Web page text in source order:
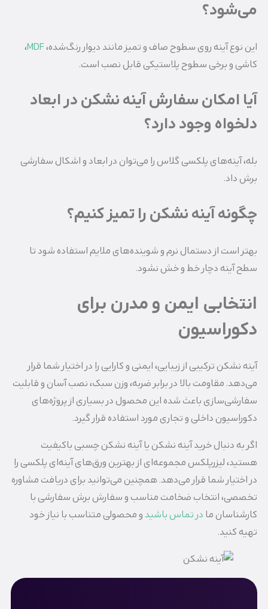
می‌شود؟
این نوع آینه روی سطوح صاف و تمیز مانند دیوار رنگ‌شده،MDF،
کاشی و برخی سطوح پلاستیکی قابل نصب است.
آیا امکان سفارش آینه نشکن در ابعاد
دلخواه وجود دارد؟
بله، آینه‌های پلکسی گلاس را می‌توان در ابعاد و اشکال سفارشی
برش داد.
چگونه آینه نشکن را تمیز کنیم؟
بهتر است از دستمال نرم و شوینده‌های ملایم استفاده شود تا
سطح آینه دچار خط و خش نشود.
انتخابی ایمن و مدرن برای
دکوراسیون
آینه نشکن ترکیبی از زیبایی، ایمنی و کارایی را در اختیار شما قرار
می‌دهد. مقاومت بالا در برابر ضربه، وزن سبک، نصب آسان و قابلیت
سفارشی‌سازی باعث شده این محصول در بسیاری از پروژه‌های
دکوراسیون داخلی و تجاری مورد استفاده قرار گیرد.
اگر به دنبال خرید آینه نشکن یا آینه نشکن چسبی باکیفیت
هستید، لیزرپلکس مجموعه‌ای از بهترین ورق‌های آینه‌ای پلکسی را
در اختیار شما قرار می‌دهد. همچنین می‌توانید برای دریافت مشاوره
تخصصی، انتخاب ضخامت مناسب و سفارش برش سفارشی با
کارشناسان ما در تماس باشید و محصولی متناسب با نیاز خود
تهیه کنید.